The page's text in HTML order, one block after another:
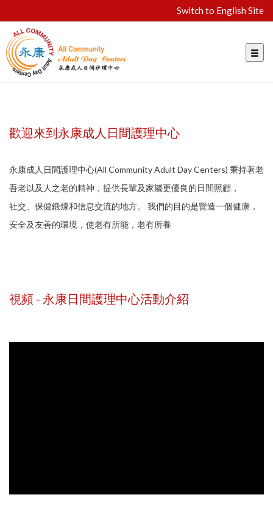
Switch to English Site
歡迎來到永康成人日間護理中心
永康成人日間護理中心(All Community Adult Day Centers) 秉持著老
吾老以及人之老的精神，提供長輩及家屬更優良的日間照顧，
社交、保健鍛煉和信息交流的地方。 我們的目的是營造一個健康，
安全及友善的環境，使老有所能，老有所養
視頻 - 永康日間護理中心活動介紹